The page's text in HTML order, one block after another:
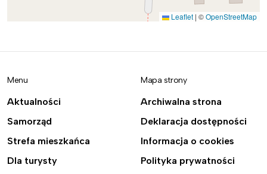
Leaflet | ©OpenStreetMap
Menu
Aktualności
Samorząd
Strefa mieszkańca
Dla turysty
Mapa strony
Archiwalna strona
Deklaracja dostępności
Informacja o cookies
Polityka prywatności